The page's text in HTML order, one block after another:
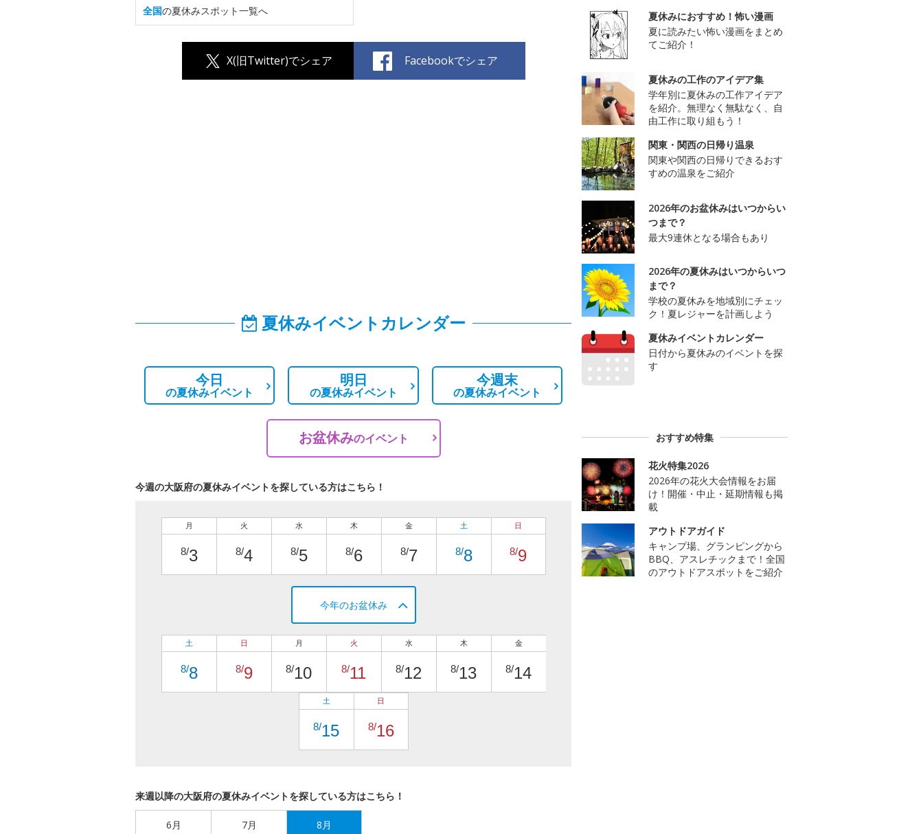
全国の夏休みスポット一覧へ
X(旧Twitter)でシェア Facebookでシェア
夏休みイベントカレンダー
今日
の夏休みイベント
明日
の夏休みイベント
今週末
の夏休みイベント
お盆休みのイベント
今週の大阪府の夏休みイベントを探している方はこちら！
月
8/3
火
8/4
水
8/5
木
8/6
金
8/7
土
8/8
日
8/9
今年のお盆休み
土
8/8
日
8/9
月
8/10
火
8/11
水
8/12
木
8/13
金
8/14
土
8/15
日
8/16
来週以降の大阪府の夏休みイベントを探している方はこちら！
6月 7月 8月
夏休みにおすすめ！怖い漫画
夏に読みたい怖い漫画をまとめ
てご紹介！
夏休みの工作のアイデア集
学年別に夏休みの工作アイデア
を紹介。無理なく無駄なく、自
由工作に取り組もう！
関東・関西の日帰り温泉
関東や関西の日帰りできるおす
すめの温泉をご紹介
2026年のお盆休みはいつからい
つまで？
最大9連休となる場合もあり
2026年の夏休みはいつからいつ
まで？
学校の夏休みを地域別にチェッ
ク！夏レジャーを計画しよう
夏休みイベントカレンダー
日付から夏休みのイベントを探
す
おすすめ特集
花火特集2026
2026年の花火大会情報をお届
け！開催・中止・延期情報も掲
載
アウトドアガイド
キャンプ場、グランピングから
BBQ、アスレチックまで！全国
のアウトドアスポットをご紹介